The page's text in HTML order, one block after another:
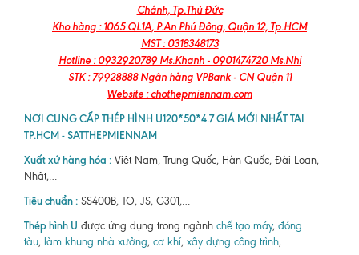
Chánh, Tp.Thủ Đức
Kho hàng : 1065 QL1A, P.An Phú Đông, Quận 12, Tp.HCM
MST : 0318348173
Hotline : 0932920789 Ms.Khanh - 0901474720 Ms.Nhi
STK : 79928888 Ngân hàng VPBank - CN Quận 11
Website : chothepmiennam.com
NƠI CUNG CẤP THÉP HÌNH U120*50*4.7 GIÁ MỚI NHẤT TAI
TP.HCM - SATTHEPMIENNAM
Xuất xứ hàng hóa : Việt Nam, Trung Quốc, Hàn Quốc, Đài Loan,
Nhật,…
Tiêu chuẩn : SS400B, TO, JS, G301,…
Thép hình U được ứng dụng trong ngành chế tạo máy, đóng
tàu, làm khung nhà xưởng, cơ khí, xây dựng công trình,…